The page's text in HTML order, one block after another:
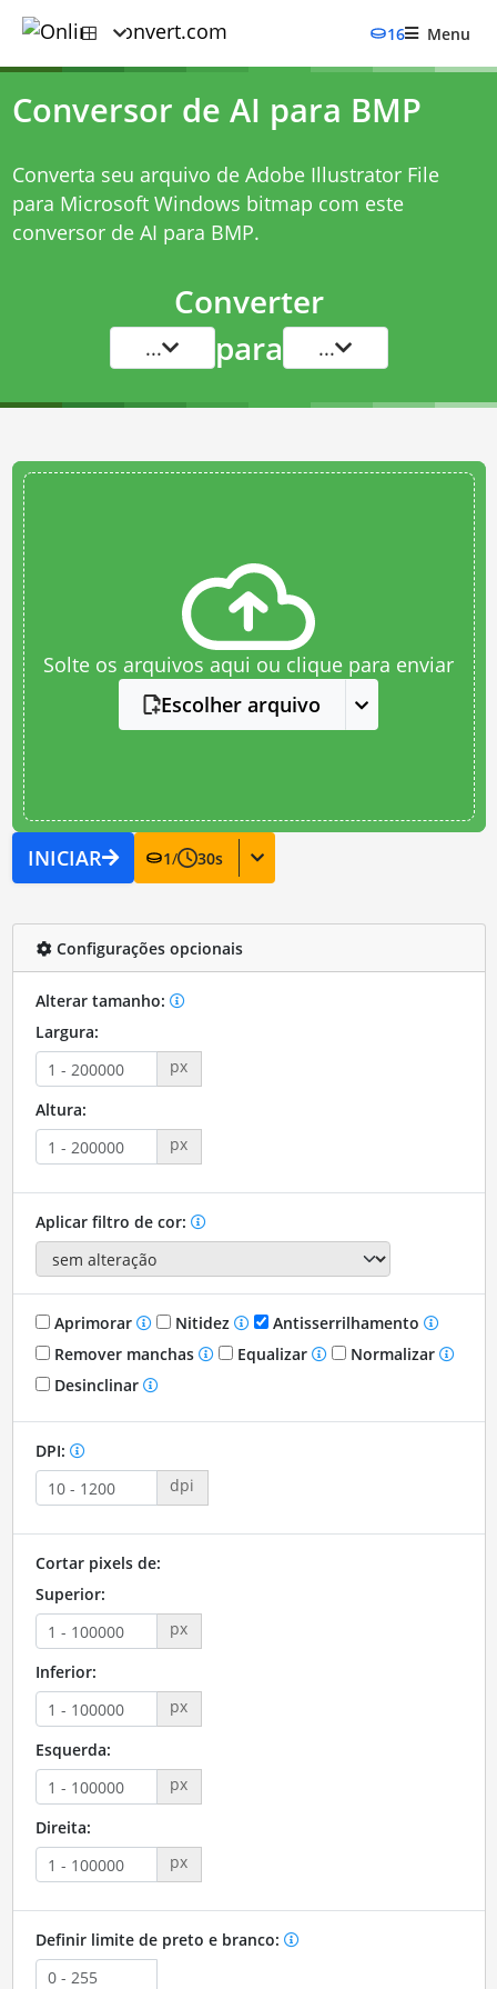
16 Menu
Conversor de AI para BMP
Converta seu arquivo de Adobe Illustrator File
para Microsoft Windows bitmap com este
conversor de AI para BMP.
Converter
... para ...
Solte os arquivos aqui ou clique para enviar
Escolher arquivo
INICIAR 1/ 30s
Configurações opcionais
Alterar tamanho:
Largura:
px
Altura:
px
Aplicar filtro de cor:
Aprimorar Nitidez
Antisserrilhamento
Remover manchas
Equalizar
Normalizar
Desinclinar
DPI:
dpi
Cortar pixels de:
Superior:
px
Inferior:
px
Esquerda:
px
Direita:
px
Definir limite de preto e branco: